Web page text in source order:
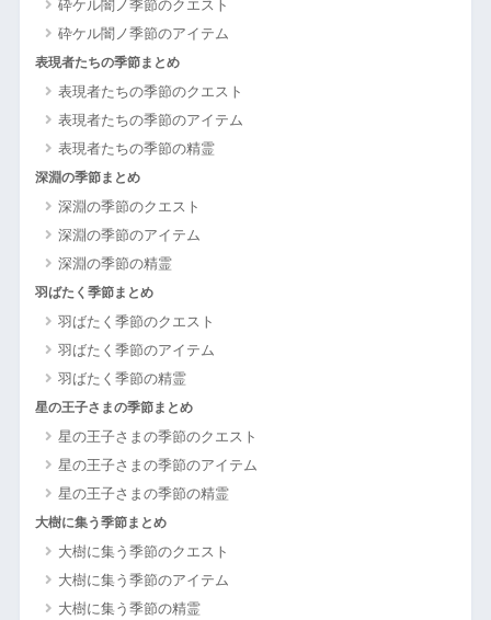
砕ケル闇ノ季節のクエスト
砕ケル闇ノ季節のアイテム
表現者たちの季節まとめ
表現者たちの季節のクエスト
表現者たちの季節のアイテム
表現者たちの季節の精霊
深淵の季節まとめ
深淵の季節のクエスト
深淵の季節のアイテム
深淵の季節の精霊
羽ばたく季節まとめ
羽ばたく季節のクエスト
羽ばたく季節のアイテム
羽ばたく季節の精霊
星の王子さまの季節まとめ
星の王子さまの季節のクエスト
星の王子さまの季節のアイテム
星の王子さまの季節の精霊
大樹に集う季節まとめ
大樹に集う季節のクエスト
大樹に集う季節のアイテム
大樹に集う季節の精霊